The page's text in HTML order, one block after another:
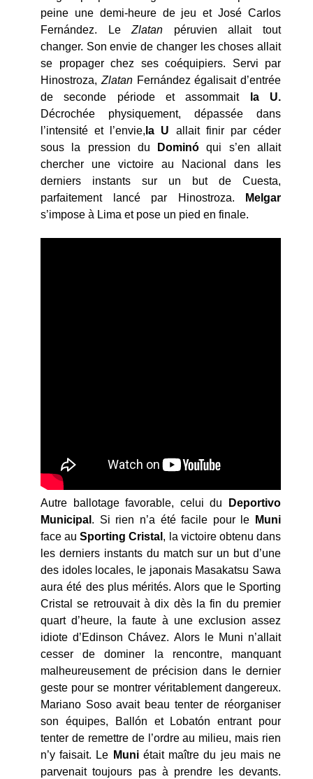
peine une demi-heure de jeu et José Carlos
Fernández. LeZlatan péruvien allait tout
changer. Son envie de changer les choses allait
se propager chez ses coéquipiers. Servi par
Hinostroza, ZlatanFernández égalisait d’entrée
de seconde période et assommait
la U.
Décrochée physiquement, dépassée dans
l’intensité et l’envie, la U allait finir par céder
sous la pression du
Dominó qui s’en allait
chercher une victoire au Nacional dans les
derniers instants sur un but de Cuesta,
parfaitement lancé par Hinostroza.
Melgar
s’impose à Lima et pose un pied en finale.
Autre ballotage favorable, celui du
Deportivo
Municipal . Si rien n’a été facile pour le
Muni
face auSporting Cristal , la victoire obtenu dans
les derniers instants du match sur un but d’une
des idoles locales, le japonais Masakatsu Sawa
aura été des plus mérités. Alors que le Sporting
Cristal se retrouvait à dix dès la fin du premier
quart d’heure, la faute à une exclusion assez
idiote d’Edinson Chávez. Alors le Muni n’allait
cesser de dominer la rencontre, manquant
malheureusement de précision dans le dernier
geste pour se montrer véritablement dangereux.
Mariano Soso avait beau tenter de réorganiser
son équipes, Ballón et Lobatón entrant pour
tenter de remettre de l’ordre au milieu, mais rien
n’y faisait. Le Muniétait maître du jeu mais ne
parvenait toujours pas à prendre les devants.